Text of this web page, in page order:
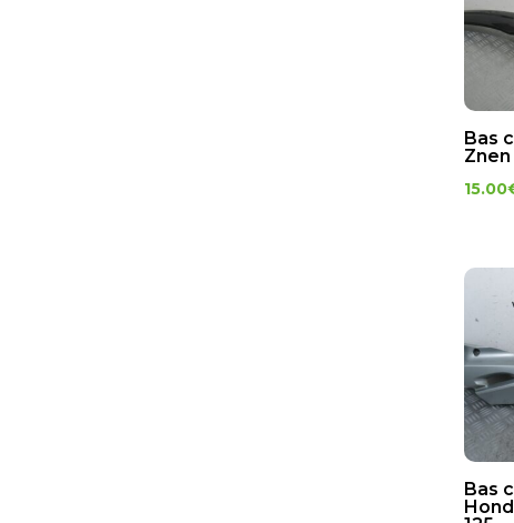
Bas
15.00
Bas